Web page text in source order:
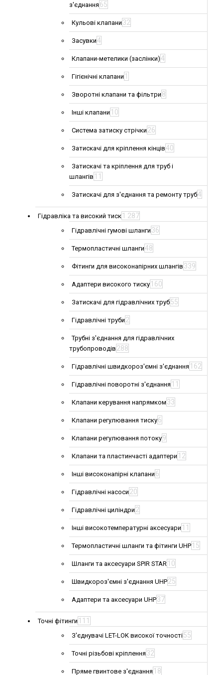
з'єднання 65
Кульові клапани 32
Засувки4
Клапани-метелики (заслінки)4
Гігієнічні клапани 1
Зворотні клапани та фільтри 8
Інші клапани 10
Система затиску стрічки 26
Затискачі для кріплення кінців40
Затискачі та кріплення для труб і
шлангів 11
Затискачі для з'єднання та ремонту труб4
Гідравліка та високий тиск 1 287
Гідравлічні гумові шланги 36
Термопластичні шланги48
Фітинги для високонапірних шлангів 339
Адаптери високого тиску 160
Затискачі для гідравлічних труб55
Гідравлічні труби 2
Трубні з'єднання для гідравлічних
трубопроводів 288
Гідравлічні швидкороз'ємні з'єднання 162
Гідравлічні поворотні з'єднання 11
Клапани керування напрямком 33
Клапани регулювання тиску6
Клапани регулювання потоку9
Клапани та пластинчасті адаптери 12
Інші високонапірні клапани 6
Гідравлічні насоси 20
Гідравлічні циліндри 2
Інші високотемпературні аксесуари 11
Термопластичні шланги та фітинги UHP 15
Шланги та аксесуари SPIR STAR 10
Швидкороз'ємні з'єднання UHP25
Адаптери та аксесуари UHP37
Точні фітинги 111
З'єднувачі LET-LOK високої точності55
Точні різьбові кріплення 32
Пряме гвинтове з'єднання 18